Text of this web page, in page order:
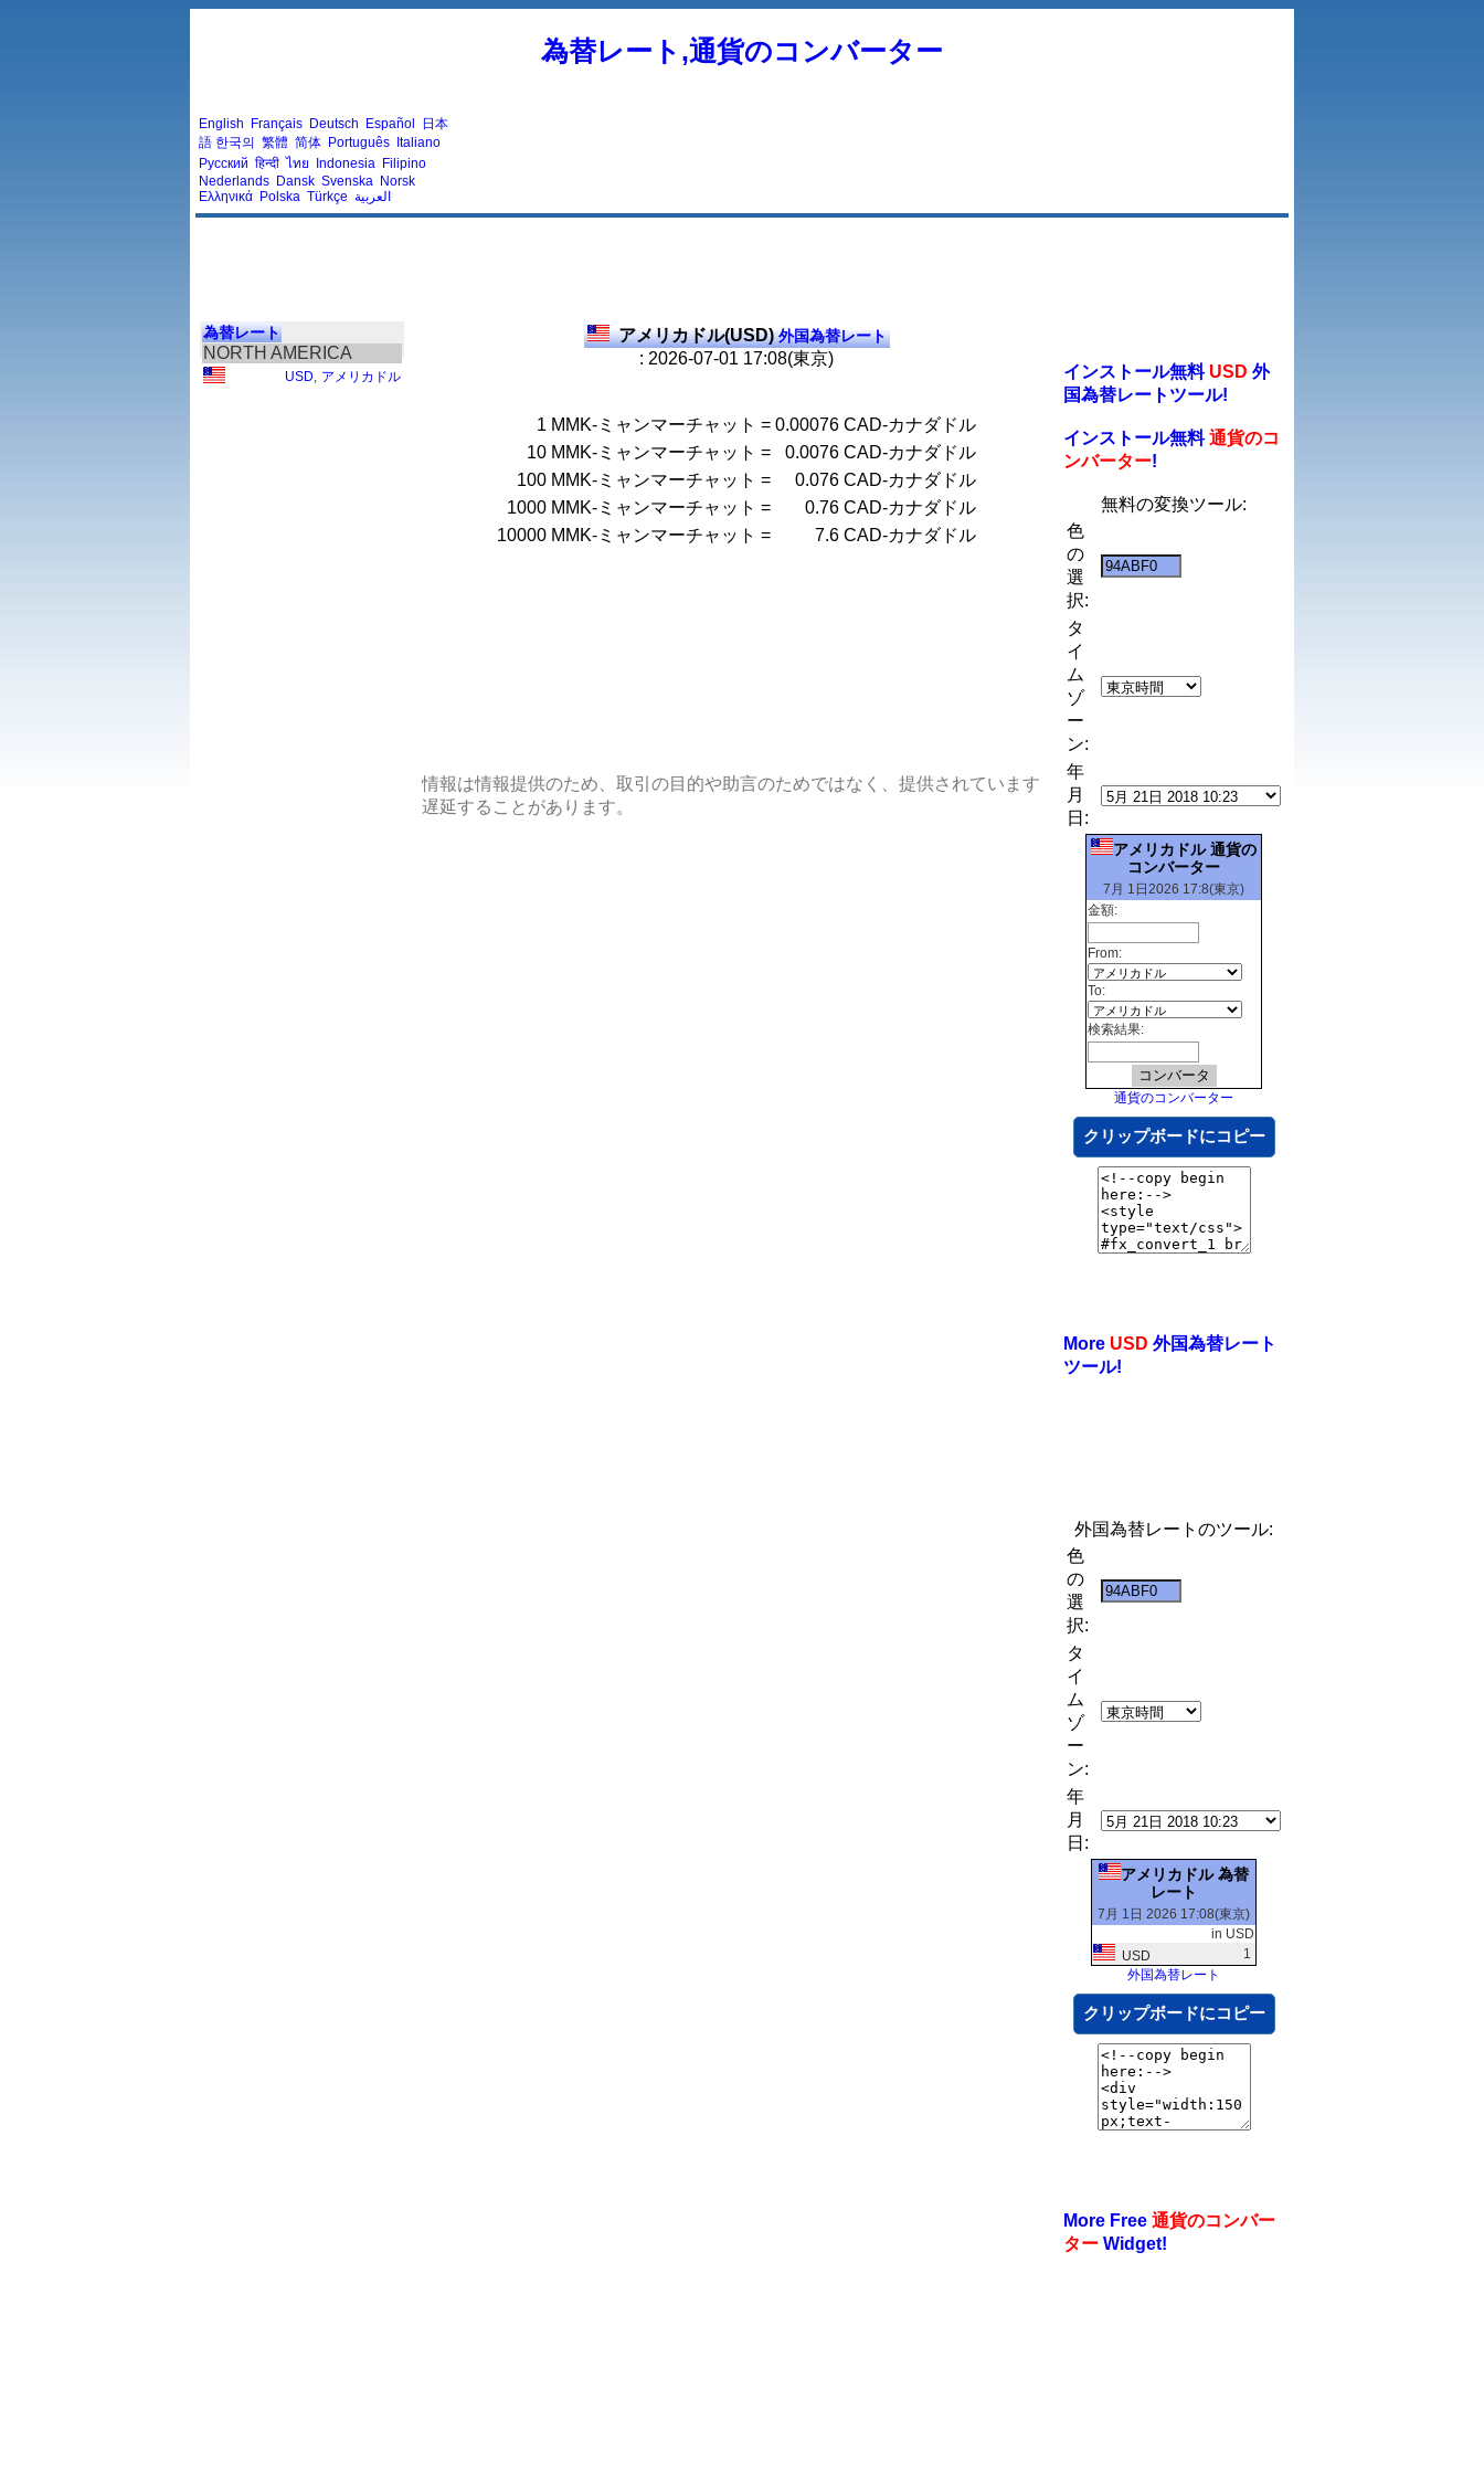
為替レート,通貨のコンバーター
English Français Deutsch Español
日本
語 한국의 繁體 简体 Português Italiano
Русский हिन्दी ไทย Indonesia Filipino
Nederlands Dansk Svenska Norsk
Ελληνικά Polska Türkçe العربية
為替レート
NORTH AMERICA
USD アメリカドル
アメリカドル(USD)外国為替レート
: 2026-07-01 17:08(東京)
1 MMK-ミャンマーチャット = 0.00076 CAD-カナダドル
10 MMK-ミャンマーチャット = 0.0076 CAD-カナダドル
100 MMK-ミャンマーチャット = 0.076 CAD-カナダドル
1000 MMK-ミャンマーチャット = 0.76 CAD-カナダドル
10000 MMK-ミャンマーチャット = 7.6 CAD-カナダドル
情報は情報提供のため、取引の目的や助言のためではなく、提供されています
遅延することがあります。
インストール無料 USD 外
国為替レートツール!
インストール無料通貨のコ
ンバーター!
無料の変換ツール:
色
の
選
択:
タ
イ
ム
ゾ
ー
ン:
年
月
日:
アメリカドル 通貨の
コンバーター
7月 1日2026 17:8(東京)
金額:
From:
To:
検索結果:
通貨のコンバーター
クリップボードにコピー
More USD 外国為替レート
ツール!
外国為替レートのツール:
色
の
選
択:
タ
イ
ム
ゾ
ー
ン:
年
月
日:
アメリカドル 為替
レート
7月 1日 2026 17:08(東京)
in USD
USD
1
外国為替レート
クリップボードにコピー
More Free 通貨のコンバー
ター Widget!